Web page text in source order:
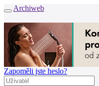
Archiweb
Zapoměli jste heslo?